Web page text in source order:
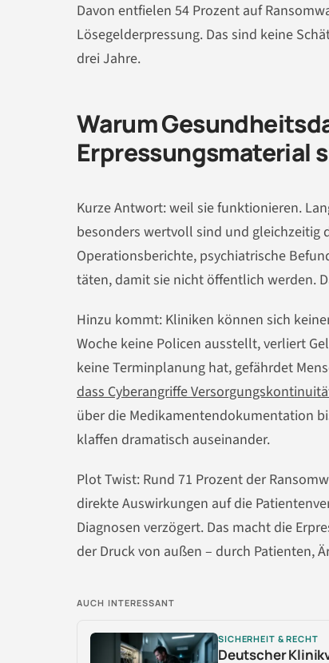
Davon entfielen 54 Prozent auf
Lösegelderpressung. Das sind keine
drei Jahre.
Warum
Erpressungsmaterial
Kurze Antwort: weil sie funktionieren.
besonders wertvoll sind und gleichzeitig
Operationsberichte, psychiatrische
täten, damit sie nicht öffentlich werden.
Hinzu kommt: Kliniken können sich
Woche keine Policen ausstellt, verliert
keine Terminplanung hat, gefährdet
dass Cyberangriffe
über die Medikamentendokumentation
klaffen dramatisch auseinander.
Plot Twist: Rund 71 Prozent der
direkte Auswirkungen auf die
Diagnosen verzögert. Das macht die
der Druck von außen – durch Patienten,
AUCH INTERESSANT
SICHERHEIT & RECHT
Deutscher